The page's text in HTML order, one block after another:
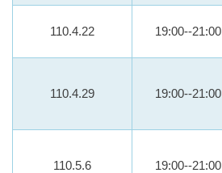
110.4.22 19:00--21:00
110.4.29 19:00--21:00
110.5.6 19:00--21:00